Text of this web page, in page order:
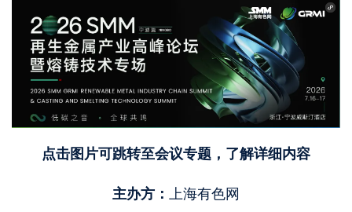
点击图片可跳转至会议专题，了解详细内容
主办方： 上海有色网